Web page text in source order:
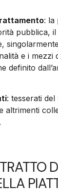
: la
pubblica,
e i mezzi
definito
: tesserati
altrimenti